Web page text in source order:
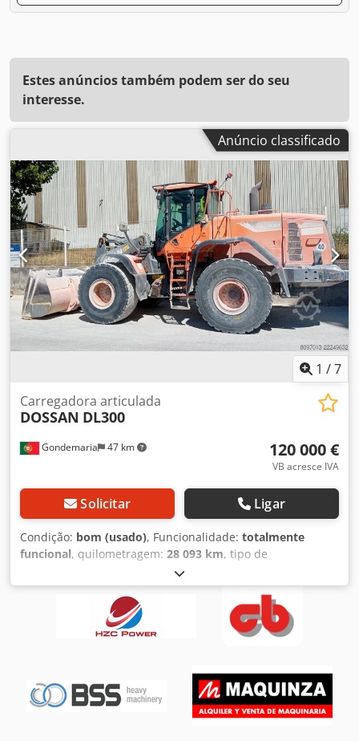
Estes anúncios também podem ser do seu
interesse.
Anúncio classificado
1 /7
Gondemaria 47 km
Carregadora articulada
DOSSAN DL300
120 000 €
VB acresce IVA
Solicitar Ligar
Condição: bom (usado), Funcionalidade: totalmente
funcional, quilometragem: 28 093 km, tipo de
, tipo de combustível:
consumo de combustível por hora:15 l/h, capacidade do
tanque de combustível:
laranja, peso total:
, peso em vazio:
, peso operacional:
, peso máximo de carga: 6 000 kg, potência de
, estado dos pneus:90 percentagem,
estado de funcionamento:
100 percentagem, estado da
corrente:80 percentagem , configuração de eixo:2 eixos,
, primeira matrícula:01/2026, classe